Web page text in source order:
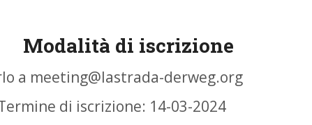
Modalità di iscrizione
a meeting@lastrada-derweg.org
di iscrizione: 14-03-2024